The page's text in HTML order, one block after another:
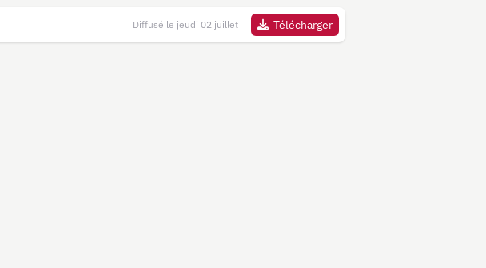
Diffusé le jeudi 02 juillet Télécharger